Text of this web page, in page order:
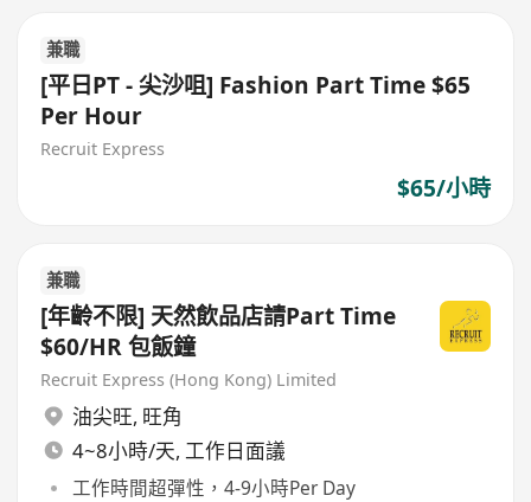
兼職
[平日PT - 尖沙咀] Fashion Part Time $65
Per Hour
Recruit Express
$65/小時
兼職
[年齡不限] 天然飲品店請Part Time
$60/HR 包飯鐘
Recruit Express (Hong Kong) Limited
油尖旺, 旺角
4~8小時/天, 工作日面議
工作時間超彈性，4-9小時Per Day